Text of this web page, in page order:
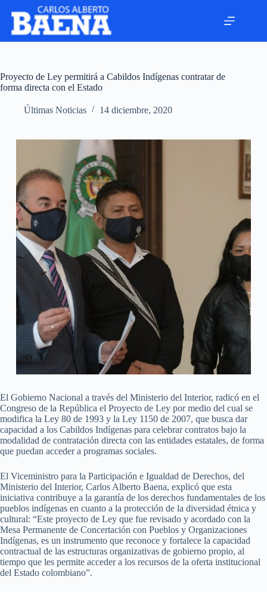
Proyecto de Ley permitirá a Cabildos Indígenas contratar de
forma directa con el Estado
Últimas Noticias 14 diciembre, 2020
El Gobierno Nacional a través del Ministerio del Interior, radicó en el
Congreso de la República el Proyecto de Ley por medio del cual se
modifica la Ley 80 de 1993 y la Ley 1150 de 2007, que busca dar
capacidad a los Cabildos Indígenas para celebrar contratos bajo la
modalidad de contratación directa con las entidades estatales, de forma
que puedan acceder a programas sociales.
El Viceministro para la Participación e Igualdad de Derechos, del
Ministerio del Interior, Carlos Alberto Baena, explicó que esta
iniciativa contribuye a la garantía de los derechos fundamentales de los
pueblos indígenas en cuanto a la protección de la diversidad étnica y
cultural: “Este proyecto de Ley que fue revisado y acordado con la
Mesa Permanente de Concertación con Pueblos y Organizaciones
Indígenas, es un instrumento que reconoce y fortalece la capacidad
contractual de las estructuras organizativas de gobierno propio, al
tiempo que les permite acceder a los recursos de la oferta institucional
del Estado colombiano”.